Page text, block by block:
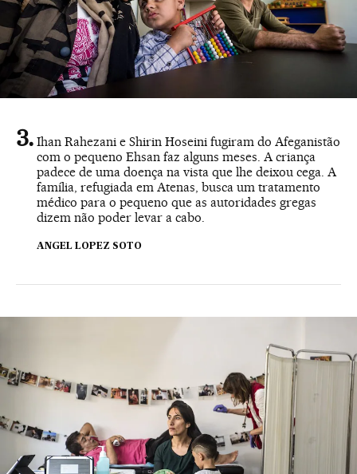
Ihan Rahezani e Shirin Hoseini fugiram do Afeganistão
com o pequeno Ehsan faz alguns meses. A criança
padece de uma doença na vista que lhe deixou cega. A
família, refugiada em Atenas, busca um tratamento
médico para o pequeno que as autoridades gregas
dizem não poder levar a cabo.
ANGEL LOPEZ SOTO